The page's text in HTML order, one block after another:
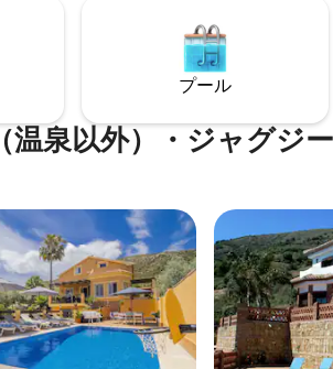
立地により、素晴らし
ない夕日を楽しめま
果樹、Wi-Fi、そしてあ
適設備が備わっていま
ーラル・ラス・
寝室、2つのバ
レ、設備の整っ
リビングルー
プール
温泉以外）・ジャグジ